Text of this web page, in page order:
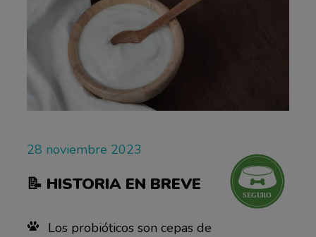
28 noviembre 2023
📝 HISTORIA EN BREVE
Los probióticos son cepas de